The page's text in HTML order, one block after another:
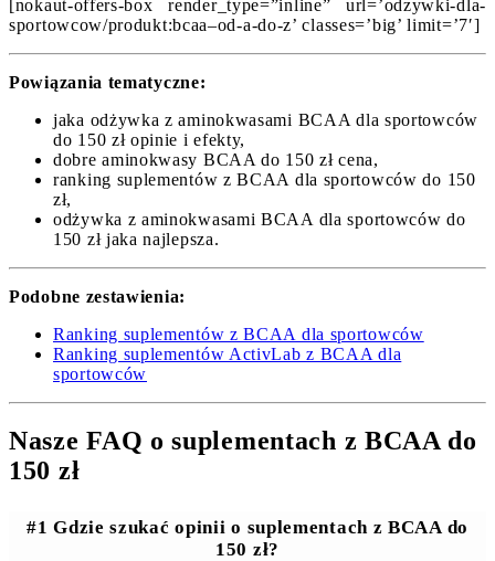
[nokaut-offers-box render_type=”inline” url=’odzywki-dla-
sportowcow/produkt:bcaa–od-a-do-z’ classes=’big’ limit=’7′]
Powiązania tematyczne:
jaka odżywka z aminokwasami BCAA dla sportowców
do 150 zł opinie i efekty,
dobre aminokwasy BCAA do 150 zł cena,
ranking suplementów z BCAA dla sportowców do 150
zł,
odżywka z aminokwasami BCAA dla sportowców do
150 zł jaka najlepsza.
Podobne zestawienia:
Ranking suplementów z BCAA dla sportowców
Ranking suplementów ActivLab z BCAA dla
sportowców
Nasze FAQ o suplementach z BCAA do
150 zł
#1 Gdzie szukać opinii o suplementach z BCAA do
150 zł?